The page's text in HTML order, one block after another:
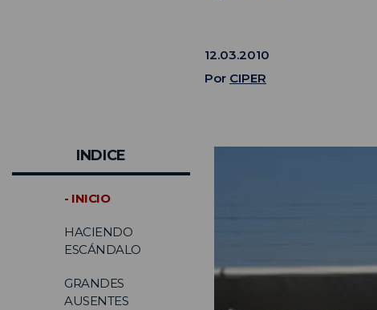
12.03.2010
Por CIPER
INDICE
- INICIO
HACIENDO
ESCÁNDALO
GRANDES
AUSENTES